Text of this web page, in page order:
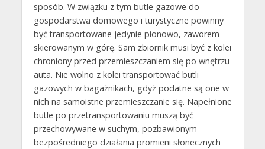
sposób. W związku z tym butle gazowe do
gospodarstwa domowego i turystyczne powinny
być transportowane jedynie pionowo, zaworem
skierowanym w górę. Sam zbiornik musi być z kolei
chroniony przed przemieszczaniem się po wnętrzu
auta. Nie wolno z kolei transportować butli
gazowych w bagażnikach, gdyż podatne są one w
nich na samoistne przemieszczanie się. Napełnione
butle po przetransportowaniu muszą być
przechowywane w suchym, pozbawionym
bezpośredniego działania promieni słonecznych